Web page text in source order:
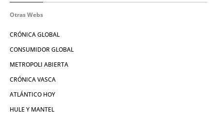
Otras Webs
CRÓNICA GLOBAL
CONSUMIDOR GLOBAL
METROPOLI ABIERTA
CRÓNICA VASCA
ATLÁNTICO HOY
HULE Y MANTEL